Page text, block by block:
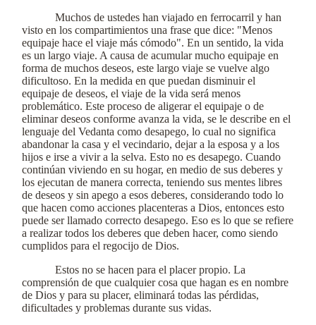
Muchos de ustedes han viajado en ferrocarril y han
visto en los compartimientos una frase que dice: "Menos
equipaje hace el viaje más cómodo". En un sentido, la vida
es un largo viaje. A causa de acumular mucho equipaje en
forma de muchos deseos, este largo viaje se vuelve algo
dificultoso. En la medida en que puedan disminuir el
equipaje de deseos, el viaje de la vida será menos
problemático. Este proceso de aligerar el equipaje o de
eliminar deseos conforme avanza la vida, se le describe en el
lenguaje del Vedanta como desapego, lo cual no significa
abandonar la casa y el vecindario, dejar a la esposa y a los
hijos e irse a vivir a la selva. Esto no es desapego. Cuando
continúan viviendo en su hogar, en medio de sus deberes y
los ejecutan de manera correcta, teniendo sus mentes libres
de deseos y sin apego a esos deberes, considerando todo lo
que hacen como acciones placenteras a Dios, entonces esto
puede ser llamado correcto desapego. Eso es lo que se refiere
a realizar todos los deberes que deben hacer, como siendo
cumplidos para el regocijo de Dios.
Estos no se hacen para el placer propio. La
comprensión de que cualquier cosa que hagan es en nombre
de Dios y para su placer, eliminará todas las pérdidas,
dificultades y problemas durante sus vidas.